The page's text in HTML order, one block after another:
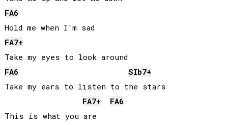
FA6
FA7+
FA6 SIb7+
Take my ears to listen to the stars
FA7+ FA6